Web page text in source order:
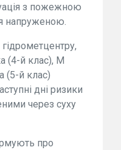
з пожежною
напруженою.
(4-й клас), М
(5-й клас)
дні ризики
через суху
про